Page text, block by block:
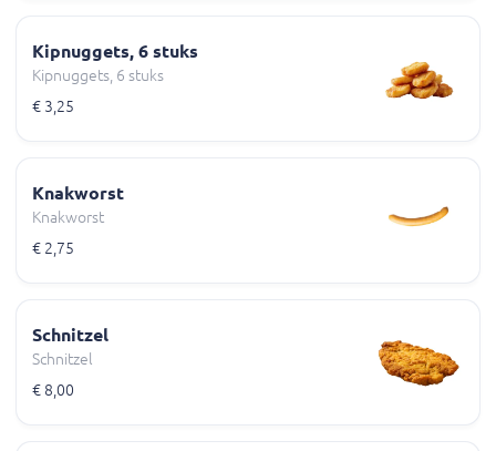
Kipnuggets, 6 stuks
Kipnuggets, 6 stuks
€ 3,25
Knakworst
Knakworst
€ 2,75
Schnitzel
Schnitzel
€ 8,00